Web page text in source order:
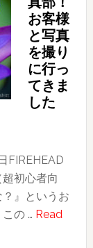
お客様
と写真
を撮り
に行っ
てきま
した
FIREHEAD
初心者向
』というお
の … Read